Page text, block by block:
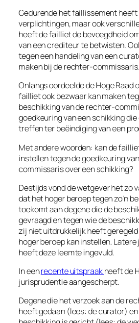
Gedurende het faillissement
verplichtingen, maar ook
heeft de failliet de bevoegdheid
van een crediteur te betwisten.
tegen een handeling van een
maken bij de rechter-commissaris.
Onlangs oordeelde de Hoge Raad
failliet ook bezwaar kan maken
beschikking van de rechter-
goedkeuring van een schikking
treffen ter beëindiging van een
Met andere woorden: kan de
instellen tegen de goedkeuring
commissaris over een schikking?
Destijds vond de wetgever het zo
dat het hoger beroep tegen zo’n
toekomt aan degene die de
gevraagd en tegen wie de
zij niet uitdrukkelijk heeft
hoger beroep kan instellen.
heeft deze leemte ingevuld.
In eenrecente uitspraakheeft de
jurisprudentie aangescherpt.
Degene die het verzoek aan de
heeft gedaan (lees: de curator)